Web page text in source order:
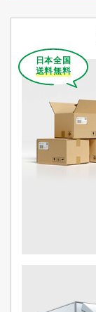
日本全国
送料無料